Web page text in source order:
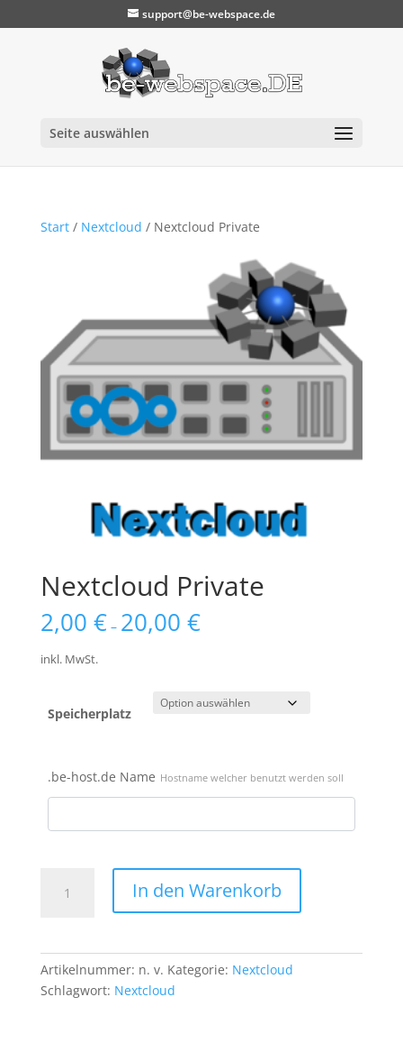
support@be-webspace.de
Seite auswählen
Start/ Nextcloud / Nextcloud Private
Nextcloud Private
2,00 € – 20,00 €
inkl. MwSt.
Speicherplatz
.be-host.de Name Hostname welcher benutzt werden soll
Private
In den Warenkorb
Artikelnummer: n. v. Kategorie: Nextcloud
Schlagwort: Nextcloud